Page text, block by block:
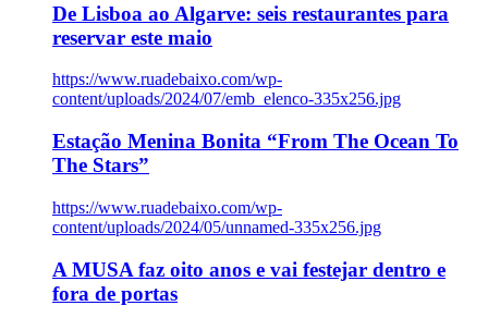
De Lisboa ao Algarve: seis restaurantes para
reservar este maio
https://www.ruadebaixo.com/wp-
content/uploads/2024/07/emb_elenco-335x256.jpg
Estação Menina Bonita “From The Ocean To
The Stars”
https://www.ruadebaixo.com/wp-
content/uploads/2024/05/unnamed-335x256.jpg
A MUSA faz oito anos e vai festejar dentro e
fora de portas